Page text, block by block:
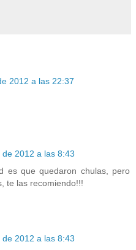
2012 a las 22:37
2012 a las 8:43
es que quedaron chulas, pero
te las recomiendo!!!
2012 a las 8:43